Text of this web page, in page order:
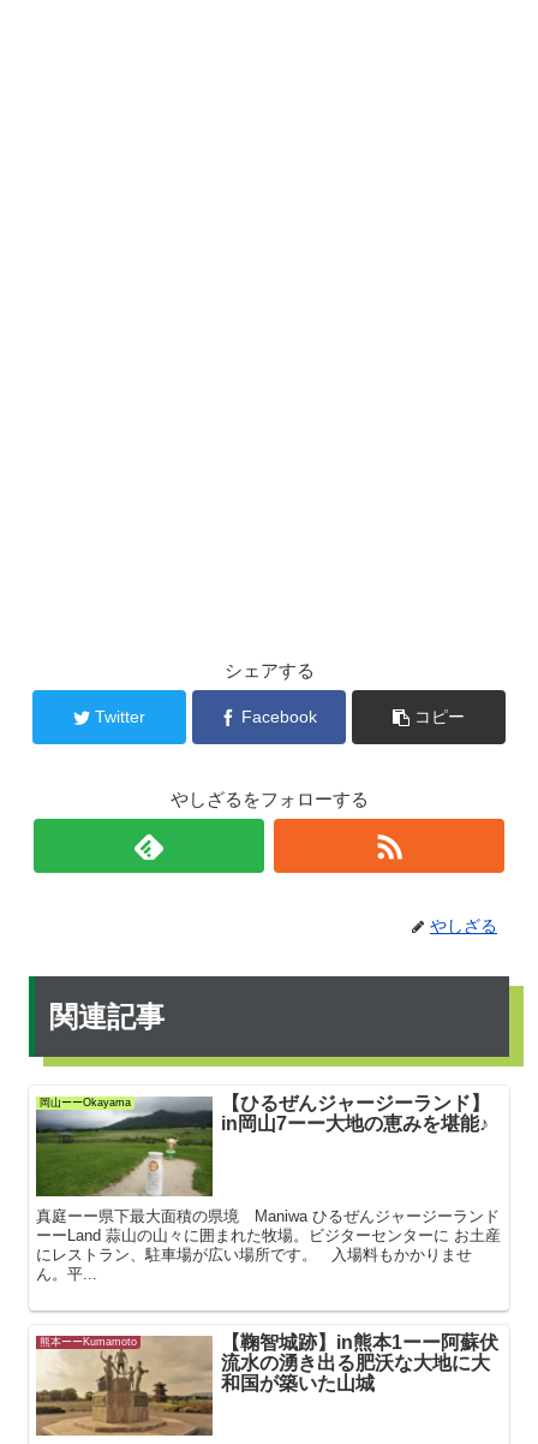
シェアする
Twitter Facebook コピー
やしざるをフォローする
やしざる
関連記事
岡山ーーOkayama
【ひるぜんジャージーランド】
in岡山7ーー大地の恵みを堪能♪
真庭ーー県下最大面積の県境 Maniwa ひるぜんジャージーランド
ーーLand 蒜山の山々に囲まれた牧場。ビジターセンターに お土産
にレストラン、駐車場が広い場所です。 入場料もかかりませ
ん。平...
熊本ーーKumamoto
【鞠智城跡】in熊本1ーー阿蘇伏
流水の湧き出る肥沃な大地に大
和国が築いた山城